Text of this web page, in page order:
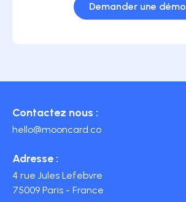
Demander une démo
Contactez nous :
hello@mooncard.co
Adresse :
4 rue Jules Lefebvre
75009 Paris - France